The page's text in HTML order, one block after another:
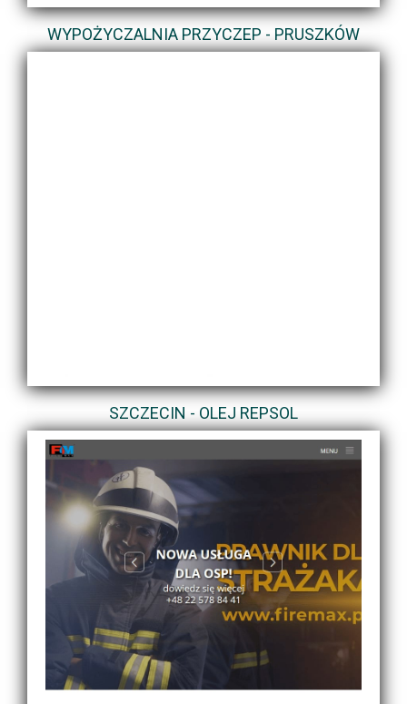
WYPOŻYCZALNIA PRZYCZEP - PRUSZKÓW
SZCZECIN - OLEJ REPSOL